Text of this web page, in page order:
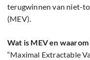
terugwinnen van niet-
(MEV).
Wat is MEV en
“Maximal Extractable